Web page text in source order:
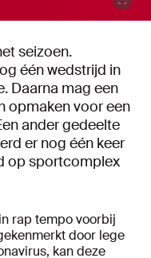
seizoen.
één wedstrijd in
Daarna mag een
opmaken voor een
ander gedeelte
er nog één keer
op sportcomplex
rap tempo voorbij
door lege
kan deze